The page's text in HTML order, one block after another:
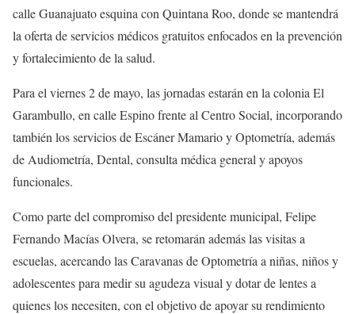
calle Guanajuato esquina con Quintana Roo, donde se mantendrá
la oferta de servicios médicos gratuitos enfocados en la prevención
y fortalecimiento de la salud.
Para el viernes 2 de mayo, las jornadas estarán en la colonia El
Garambullo, en calle Espino frente al Centro Social, incorporando
también los servicios de Escáner Mamario y Optometría, además
de Audiometría, Dental, consulta médica general y apoyos
funcionales.
Como parte del compromiso del presidente municipal, Felipe
Fernando Macías Olvera, se retomarán además las visitas a
escuelas, acercando las Caravanas de Optometría a niñas, niños y
adolescentes para medir su agudeza visual y dotar de lentes a
quienes los necesiten, con el objetivo de apoyar su rendimiento